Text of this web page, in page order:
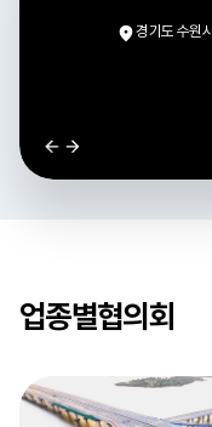
경기도 수원
업종별협의회